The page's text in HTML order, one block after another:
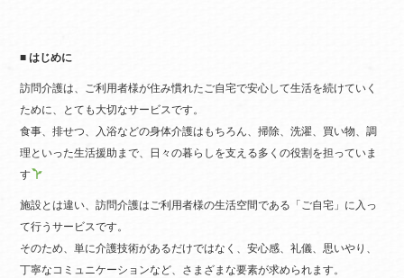
■ はじめに
訪問介護は、ご利用者様が住み慣れたご自宅で安心して生活を続けていく
ために、とても大切なサービスです。
食事、排せつ、入浴などの身体介護はもちろん、掃除、洗濯、買い物、調
理といった生活援助まで、日々の暮らしを支える多くの役割を担っていま
す
施設とは違い、訪問介護はご利用者様の生活空間である「ご自宅」に入っ
て行うサービスです。
そのため、単に介護技術があるだけではなく、安心感、礼儀、思いやり、
丁寧なコミュニケーションなど、さまざまな要素が求められます。